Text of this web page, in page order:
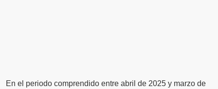
En el periodo comprendido entre abril de 2025 y marzo de